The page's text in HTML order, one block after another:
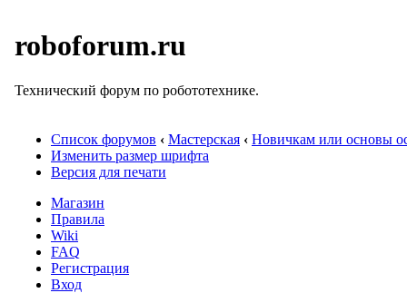
roboforum.ru
Технический форум по робототехнике.
Список форумов ‹ Мастерская ‹ Новичкам или основы
Изменить размер шрифта
Версия для печати
Магазин
Правила
Wiki
FAQ
Регистрация
Вход